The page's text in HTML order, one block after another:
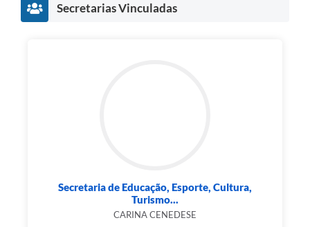
Secretarias Vinculadas
Secretaria de Educação, Esporte, Cultura,
Turismo...
CARINA CENEDESE